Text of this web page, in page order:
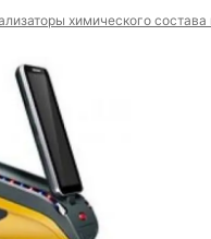
химического